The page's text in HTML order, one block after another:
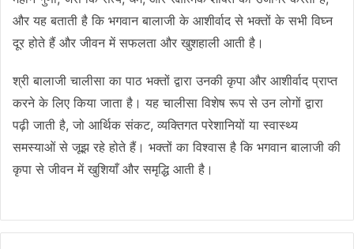
और यह बताती है कि भगवान बालाजी के आशीर्वाद से भक्तों के सभी विघ्न
दूर होते हैं और जीवन में सफलता और खुशहाली आती है।
श्री बालाजी चालीसा का पाठ भक्तों द्वारा उनकी कृपा और आशीर्वाद प्राप्त
करने के लिए किया जाता है। यह चालीसा विशेष रूप से उन लोगों द्वारा
पढ़ी जाती है, जो आर्थिक संकट, व्यक्तिगत परेशानियों या स्वास्थ्य
समस्याओं से जूझ रहे होते हैं। भक्तों का विश्वास है कि भगवान बालाजी की
कृपा से जीवन में खुशियाँ और समृद्धि आती है।